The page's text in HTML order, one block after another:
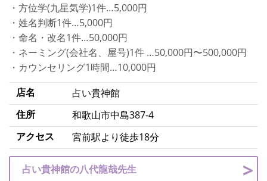
・方位学(九星気学)1件…5,000円
・姓名判断1件…5,000円
・命名・改名1件…50,000円
・ネーミング(会社名、屋号)1件 …50,000円〜500,000円
・カウンセリング1時間…10,000円
店名
占い貴神館
住所
和歌山市中島387-4
アクセス
宮前駅より徒歩18分
占い貴神館の八代龍哉先生